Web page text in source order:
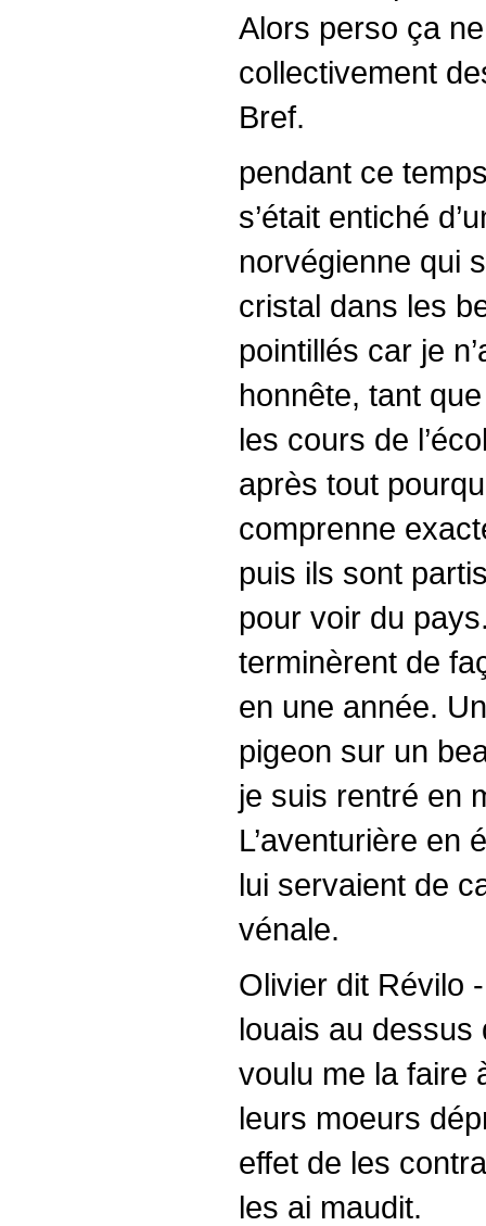
Alors perso ça
collectivement
Bref.
pendant ce
s’était entiché
norvégienne qui
cristal dans les
pointillés car je
honnête, tant
les cours de
après tout
comprenne
puis ils sont
pour voir du
terminèrent de
en une année.
pigeon sur un
je suis rentré en
L’aventurière en
lui servaient de
vénale.
Olivier dit Révilo
louais au
voulu me la faire
leurs moeurs
effet de les
les ai maudit.